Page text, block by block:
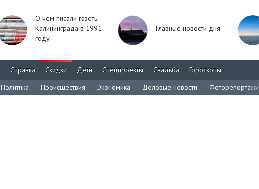
О чём писали газеты
Калининграда в 1991
году
Главные новости дня
Справка Скидки Дети Спецпроекты Свадьба
Гороскопы
Политика Происшествия Экономика Деловые новости Фоторепортажи